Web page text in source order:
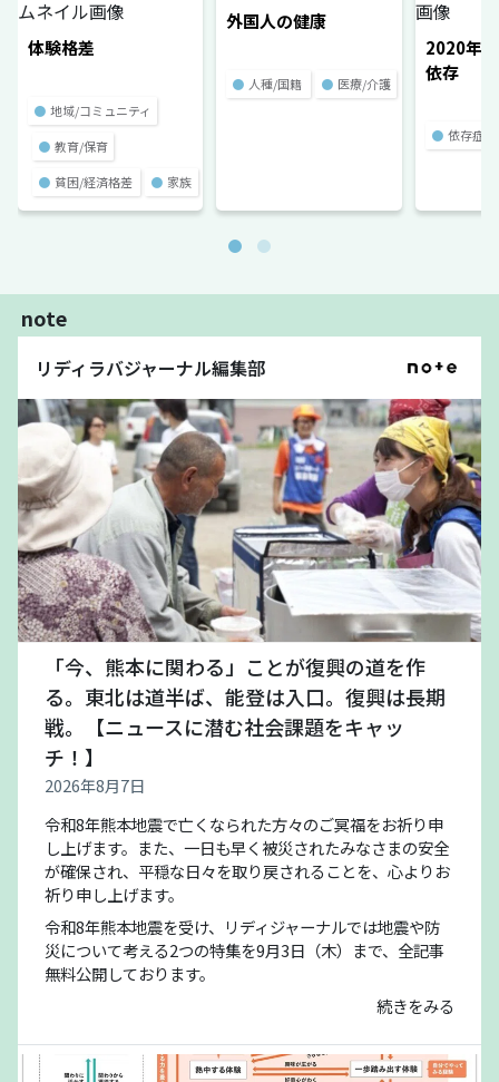
体験格差
● 地域/コミュニティ
● 教育/保育
● 貧困/経済格差 ● 家族
外国人の健康
● 人種/国籍 ● 医療/介護
2020年
依存
● 依存症
note
リディラバジャーナル編集部
「今、熊本に関わる」ことが復興の道を作
る。東北は道半ば、能登は入口。復興は長期
戦。【ニュースに潜む社会課題をキャッ
チ！】
2026年8月7日
令和8年熊本地震で亡くなられた方々のご冥福をお祈り申
し上げます。また、一日も早く被災されたみなさまの安全
が確保され、平穏な日々を取り戻されることを、心よりお
祈り申し上げます。
令和8年熊本地震を受け、リディジャーナルでは地震や防
災について考える2つの特集を9月3日（木）まで、全記事
無料公開しております。
続きをみる